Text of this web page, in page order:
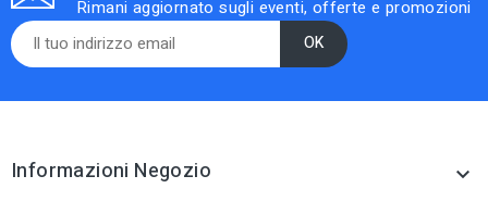
Rimani aggiornato sugli eventi, offerte e promozioni
Informazioni Negozio 